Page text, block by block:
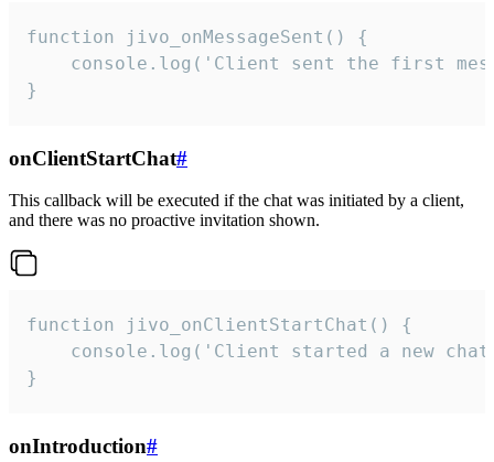
function jivo_onMessageSent() {
console.log('Client sent the first
}
onClientStartChat#
This callback will be executed if the chat was initiated by a client,
and there was no proactive invitation shown.
function jivo_onClientStartChat() {
console.log('Client started a new
}
onIntroduction#